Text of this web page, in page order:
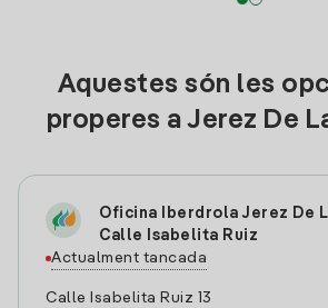
Aquestes són les
properes a Jerez De
Oficina Iberdrola Jerez De
Calle Isabelita Ruiz
Actualment tancada
Calle Isabelita Ruiz 13